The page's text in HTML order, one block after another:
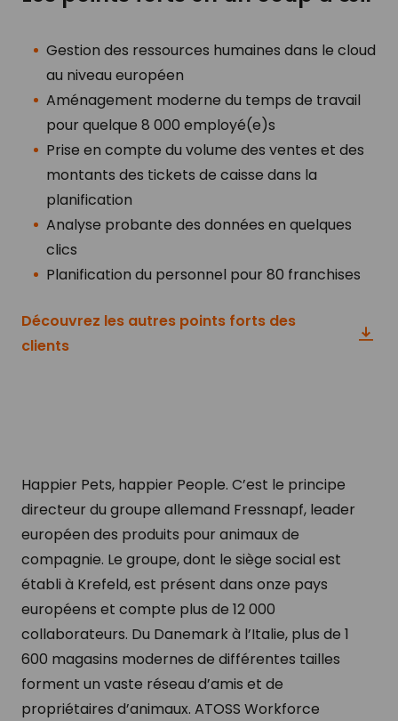
Gestion des ressources humaines dans le cloud
au niveau européen
Aménagement moderne du temps de travail
pour quelque 8 000 employé(e)s
Prise en compte du volume des ventes et des
montants des tickets de caisse dans la
planification
Analyse probante des données en quelques
clics
Planification du personnel pour 80 franchises
Découvrez les autres points forts des
clients
Happier Pets, happier People. C’est le principe
directeur du groupe allemand Fressnapf, leader
européen des produits pour animaux de
compagnie. Le groupe, dont le siège social est
établi à Krefeld, est présent dans onze pays
européens et compte plus de 12 000
collaborateurs. Du Danemark à l’Italie, plus de 1
600 magasins modernes de différentes tailles
forment un vaste réseau d’amis et de
propriétaires d’animaux. ATOSS Workforce